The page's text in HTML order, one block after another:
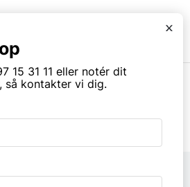
All rights reserved.
x
15 31 11 eller notér dit
så kontakter vi dig.